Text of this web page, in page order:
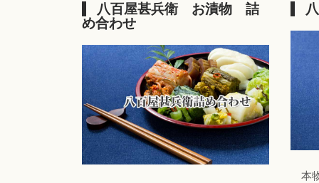
八百屋甚兵衛 お漬物 詰
め合わせ
本